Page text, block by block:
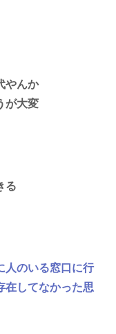
やんか
が大変
る
人のいる窓口に行
在してなかった思